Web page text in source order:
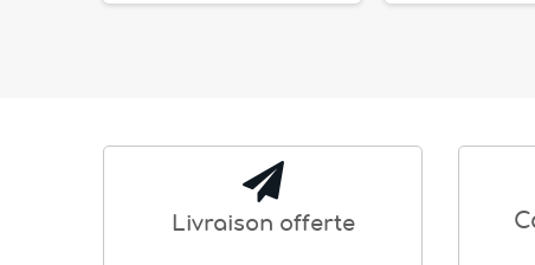
Livraison offerte